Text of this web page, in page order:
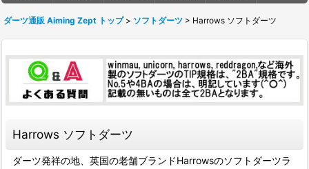
ダーツ通販 Aiming Zept トップ > ソフトダーツ > Harrows ソフトダーツ
Harrows ソフトダーツ
ダーツ発祥の地、英国の老舗ブランドHarrowsのソフトダーツラ